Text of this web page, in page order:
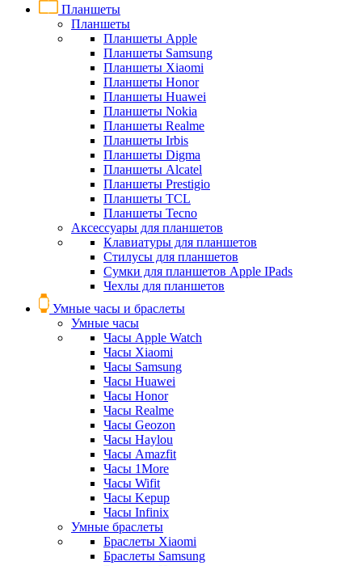
Планшеты
Планшеты
Планшеты Apple
Планшеты Samsung
Планшеты Xiaomi
Планшеты Honor
Планшеты Huawei
Планшеты Nokia
Планшеты Realme
Планшеты Irbis
Планшеты Digma
Планшеты Alcatel
Планшеты Prestigio
Планшеты TCL
Планшеты Tecno
Аксессуары для планшетов
Клавиатуры для планшетов
Стилусы для планшетов
Сумки для планшетов Apple IPads
Чехлы для планшетов
Умные часы и браслеты
Умные часы
Часы Apple Watch
Часы Xiaomi
Часы Samsung
Часы Huawei
Часы Honor
Часы Realme
Часы Geozon
Часы Haylou
Часы Amazfit
Часы 1More
Часы Wifit
Часы Kepup
Часы Infinix
Умные браслеты
Браслеты Xiaomi
Браслеты Samsung